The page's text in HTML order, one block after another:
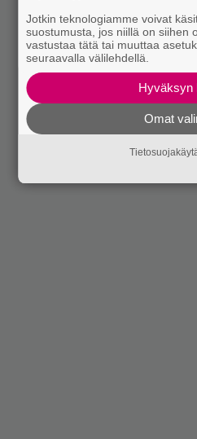
Jotkin teknologiamme voivat
suostumusta, jos niillä on siihen
vastustaa tätä tai muuttaa
seuraavalla välilehdellä.
Hyväksyn
Omat